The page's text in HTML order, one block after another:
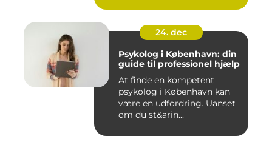
24. dec
Psykolog i København: din
guide til professionel hjælp
At finde en kompetent
psykolog i København kan
være en udfordring. Uanset
om du st&arin...